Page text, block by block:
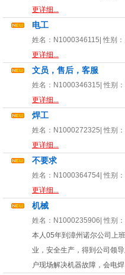
更详细...
电工
姓名： N1000346115 | 性别：
更详细...
文员，售后，客服
姓名： N1000346315 | 性别：
更详细...
焊工
姓名： N1000272325 | 性别：
更详细...
不要求
姓名： N1000364754 | 性别：
更详细...
机械
姓名： N1000235906 | 性别：
本人05年到漳州诺尔公司上
业，安全生产，得到公司领
户现场解决机器故障，会电